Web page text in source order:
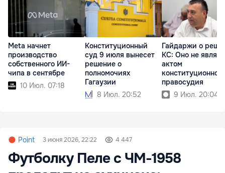
Meta начнет
производство
собственного ИИ-
чипа в сентябре
10 Июл. 07:18
Конституционный
суд 9 июля вынесет
решение о
полномочиях
Гагаузии
8 Июл. 20:52
Гайдаржи о
КС: Оно не
актом
конституционного
правосудия
9 Июл. 20:04
Point 3 июня 2026, 22:22 4 447
Футболку Пеле с ЧМ-1958